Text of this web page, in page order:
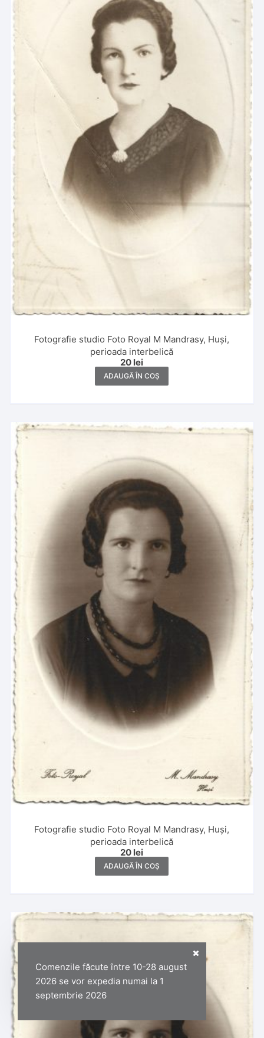
Comenzile făcute între 10-28 august
2026 se vor expedia numai la 1
septembrie 2026
Fotografie studio Foto Royal M Mandrasy, Huși,
perioada interbelică
20 lei
ADAUGĂ ÎN COȘ
Fotografie studio Foto Royal M Mandrasy, Huși,
perioada interbelică
20 lei
ADAUGĂ ÎN COȘ